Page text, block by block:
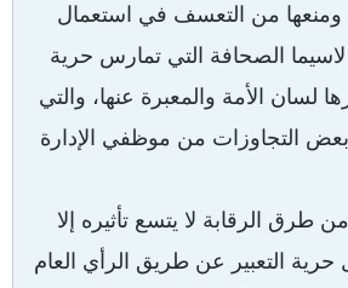
ومنعها من التعسف في استعمال
الصحافة التي تمارس حرية
لسان الأمة والمعبرة عنها، والتي
التجاوزات من موظفي الإدارة
طرق الرقابة لا يتسع تأثيره إلا
التعبير عن طريق الرأي العام